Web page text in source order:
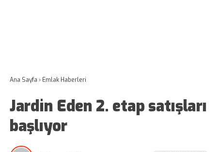
Ana Sayfa › Emlak Haberleri
Jardin Eden 2. etap satışları
başlıyor